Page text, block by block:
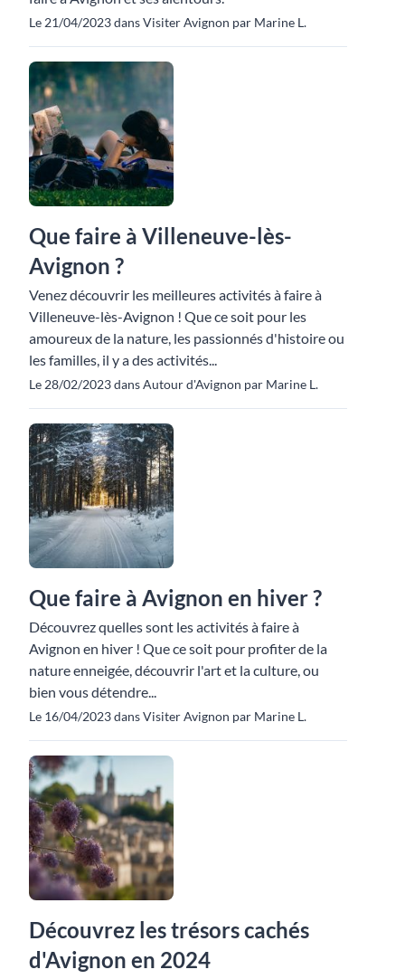
Le 21/04/2023 dans Visiter Avignon par Marine L.
Que faire à Villeneuve-lès-
Avignon ?
Venez découvrir les meilleures activités à faire à
Villeneuve-lès-Avignon ! Que ce soit pour les
amoureux de la nature, les passionnés d'histoire ou
les familles, il y a des activités...
Le 28/02/2023 dans Autour d'Avignon par Marine L.
Que faire à Avignon en hiver ?
Découvrez quelles sont les activités à faire à
Avignon en hiver ! Que ce soit pour profiter de la
nature enneigée, découvrir l'art et la culture, ou
bien vous détendre...
Le 16/04/2023 dans Visiter Avignon par Marine L.
Découvrez les trésors cachés
d'Avignon en 2024